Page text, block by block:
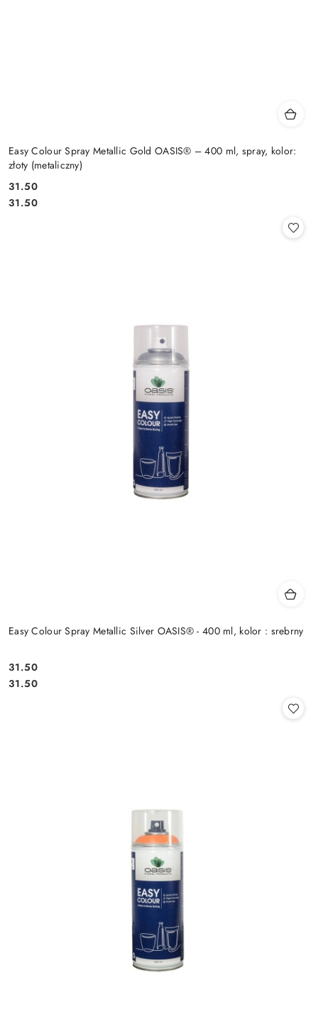
Easy Colour Spray Metallic Gold OASIS® – 400 ml, spray, kolor:
złoty (metaliczny)
Cena:
31.50
Cena:
31.50
Easy Colour Spray Metallic Silver OASIS® - 400 ml, kolor : srebrny
Cena:
31.50
Cena:
31.50